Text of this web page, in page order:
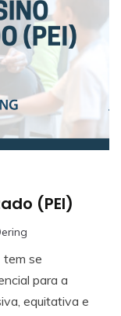
(PEI)
tem se
para a
equitativa e